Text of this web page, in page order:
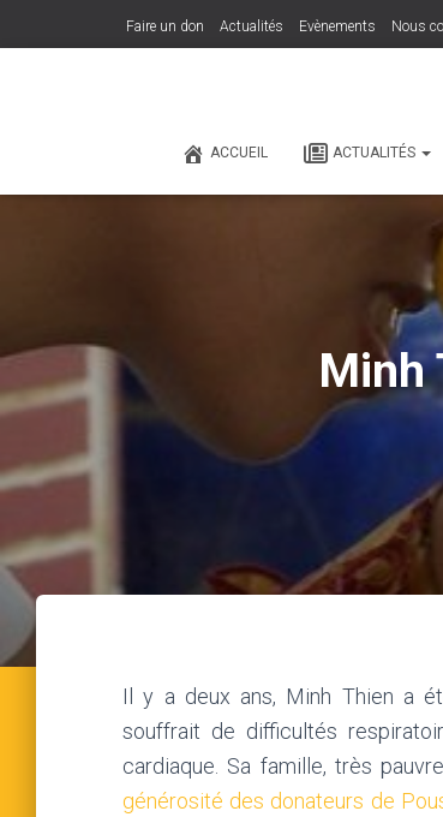
Faire un don Actualités Evènements Nous
ACCUEIL ACTUALITÉS
Minh
Il y a deux ans, Minh Thien a
souffrait de difficultés
cardiaque. Sa famille, très
générosité des donateurs de